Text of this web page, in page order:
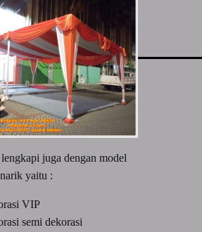
juga dengan model
yaitu :
VIP
semi dekorasi